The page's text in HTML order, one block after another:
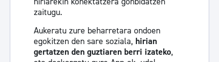
zaitugu.
Aukeratu zure beharretara ondoen
egokitzen den sare soziala, hirian
gertatzen den guztiaren berri izateko,